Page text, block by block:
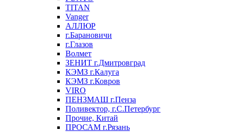
TITAN
Vanger
АЛЛЮР
г.Барановичи
г.Глазов
Волмет
ЗЕНИТ г.Дмитровград
КЭМЗ г.Калуга
КЭМЗ г.Ковров
VIRO
ПЕНЗМАШ г.Пенза
Поливектор, г.С.Петербург
Прочие, Китай
ПРОСАМ г.Рязань